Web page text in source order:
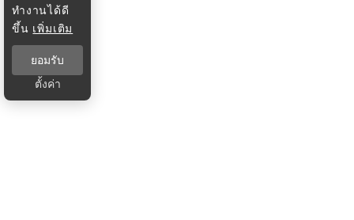
ทำงานได้ดี
ขึ้น เพิ่มเติม
ยอมรับ
ตั้งค่า